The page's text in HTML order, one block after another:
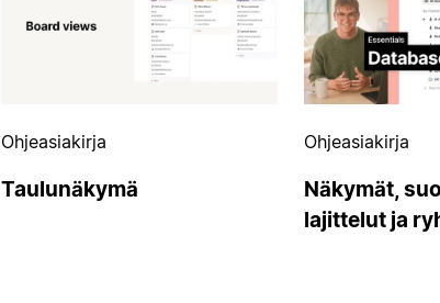
Ohjeasiakirja
Taulunäkymä
Ohjeasiakirja
Näkymät,
lajittelut ja